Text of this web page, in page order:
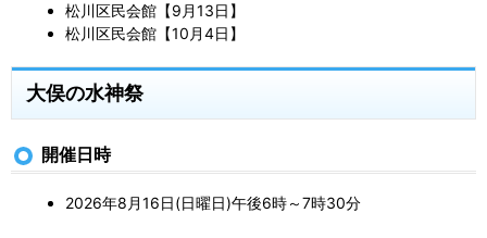
松川区民会館【9月13日】
松川区民会館【10月4日】
大俣の水神祭
開催日時
2026年8月16日(日曜日)午後6時～7時30分